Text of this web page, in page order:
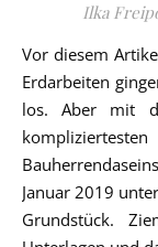
Ilka
Vor diesem Artikel habe ich mich etwas gedrückt… Unsere
Erdarbeiten
los. Aber mit
Januar 2019
Grundstück.